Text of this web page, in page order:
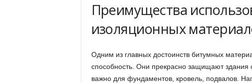
Преимущества
изоляционных
Одним из главных достоинств битумных
способность. Они прекрасно защищают здания
важно для фундаментов, кровель, подвалов.